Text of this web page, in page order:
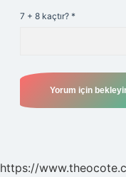
7 + 8 kaçtır? *
https://